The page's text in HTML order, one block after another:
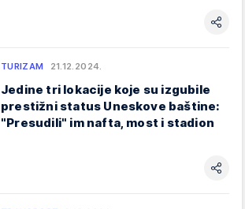
TURIZAM 21.12.2024.
Jedine tri lokacije koje su izgubile
prestižni status Uneskove baštine:
"Presudili" im nafta, most i stadion